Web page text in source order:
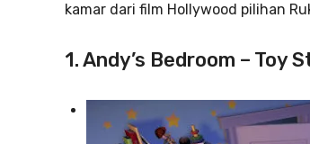
kamar dari film Hollywood pilihan
1. Andy’s Bedroom – Toy